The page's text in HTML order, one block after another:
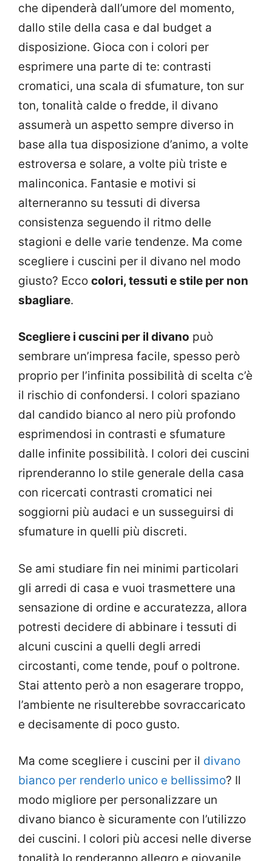
che dipenderà dall’umore del momento,
dallo stile della casa e dal budget a
disposizione. Gioca con i colori per
esprimere una parte di te: contrasti
cromatici, una scala di sfumature, ton sur
ton, tonalità calde o fredde, il divano
assumerà un aspetto sempre diverso in
base alla tua disposizione d’animo, a volte
estroversa e solare, a volte più triste e
malinconica. Fantasie e motivi si
alterneranno su tessuti di diversa
consistenza seguendo il ritmo delle
stagioni e delle varie tendenze. Ma come
scegliere i cuscini per il divano nel modo
giusto? Ecco colori, tessuti e stile per non
sbagliare.
Scegliere i cuscini per il divano può
sembrare un’impresa facile, spesso però
proprio per l’infinita possibilità di scelta c’è
il rischio di confondersi. I colori spaziano
dal candido bianco al nero più profondo
esprimendosi in contrasti e sfumature
dalle infinite possibilità. I colori dei cuscini
riprenderanno lo stile generale della casa
con ricercati contrasti cromatici nei
soggiorni più audaci e un susseguirsi di
sfumature in quelli più discreti.
Se ami studiare fin nei minimi particolari
gli arredi di casa e vuoi trasmettere una
sensazione di ordine e accuratezza, allora
potresti decidere di abbinare i tessuti di
alcuni cuscini a quelli degli arredi
circostanti, come tende, pouf o poltrone.
Stai attento però a non esagerare troppo,
l’ambiente ne risulterebbe sovraccaricato
e decisamente di poco gusto.
Ma come scegliere i cuscini per il divano
bianco per renderlo unico e bellissimo? Il
modo migliore per personalizzare un
divano bianco è sicuramente con l’utilizzo
dei cuscini. I colori più accesi nelle diverse